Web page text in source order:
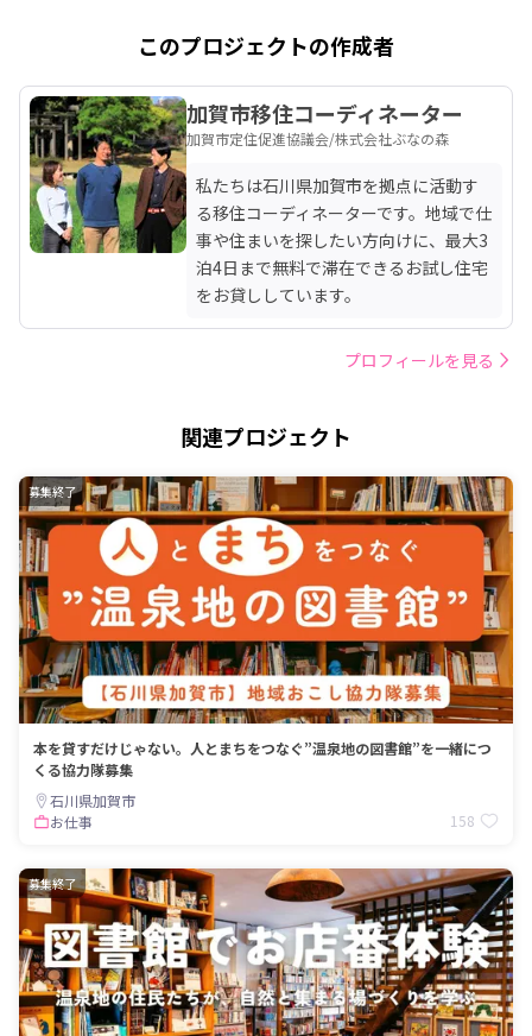
このプロジェクトの作成者
加賀市移住コーディネーター
加賀市定住促進協議会/株式会社ぶなの森
私たちは石川県加賀市を拠点に活動す
る移住コーディネーターです。地域で仕
事や住まいを探したい方向けに、最大3
泊4日まで無料で滞在できるお試し住宅
をお貸ししています。
プロフィールを見る
関連プロジェクト
募集終了
本を貸すだけじゃない。人とまちをつなぐ”温泉地の図書館”を一緒につ
くる協力隊募集
石川県加賀市
お仕事
158
募集終了